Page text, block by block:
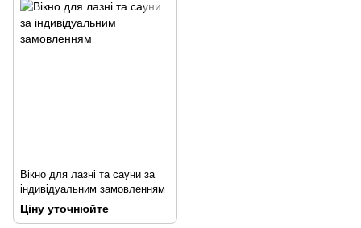
Вікно для лазні та сауни за
індивідуальним замовленням
Ціну уточнюйте